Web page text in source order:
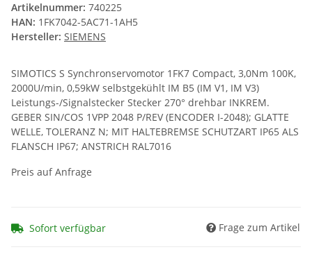
Artikelnummer: 740225
HAN: 1FK7042-5AC71-1AH5
Hersteller: SIEMENS
SIMOTICS S Synchronservomotor 1FK7 Compact, 3,0Nm 100K,
2000U/min, 0,59kW selbstgekühlt IM B5 (IM V1, IM V3)
Leistungs-/Signalstecker Stecker 270° drehbar INKREM.
GEBER SIN/COS 1VPP 2048 P/REV (ENCODER I-2048); GLATTE
WELLE, TOLERANZ N; MIT HALTEBREMSE SCHUTZART IP65 ALS
FLANSCH IP67; ANSTRICH RAL7016
Preis auf Anfrage
Sofort verfügbar Frage zum Artikel